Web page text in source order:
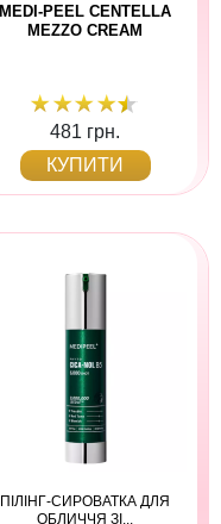
MEDI-PEEL CENTELLA
MEZZO CREAM
481 грн.
КУПИТИ
ПІЛІНГ-СИРОВАТКА ДЛЯ
ОБЛИЧЧЯ ЗІ...